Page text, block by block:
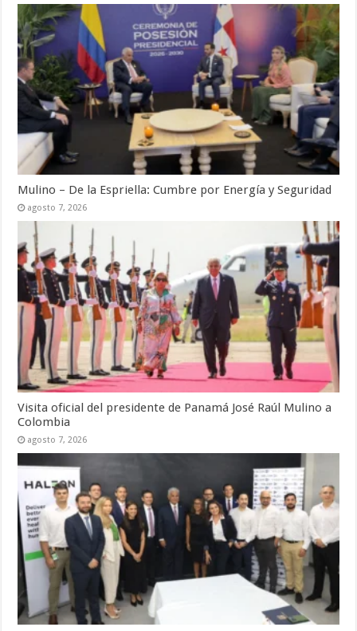
Mulino – De la Espriella: Cumbre por Energía y Seguridad
agosto 7, 2026
Visita oficial del presidente de Panamá José Raúl Mulino a
Colombia
agosto 7, 2026